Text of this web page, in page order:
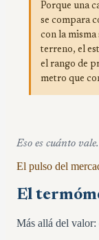
Porque una
se compara
con la
terreno, el
el rango de
metro que
Eso es cuánto
El pulso del
El
Más allá del valor: